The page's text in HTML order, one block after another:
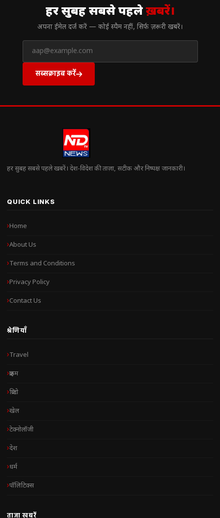
हर सुबह सबसे पहलेख़बरें।
अपना ईमेल दर्ज करें — कोई स्पैम नहीं, सिर्फ ज़रूरी खबरें।
सब्सक्राइब करें
हर सुबह सबसे पहले खबरें। देश-विदेश की ताज़ा, सटीक और निष्पक्ष जानकारी।
QUICK LINKS
Home
About Us
Terms and Conditions
Privacy Policy
Contact Us
श्रेणियाँ
Travel
क्राइम
क्रिप्टो
खेल
टेक्नोलॉजी
देश
धर्म
पॉलिटिक्स
ताज़ा खबरें